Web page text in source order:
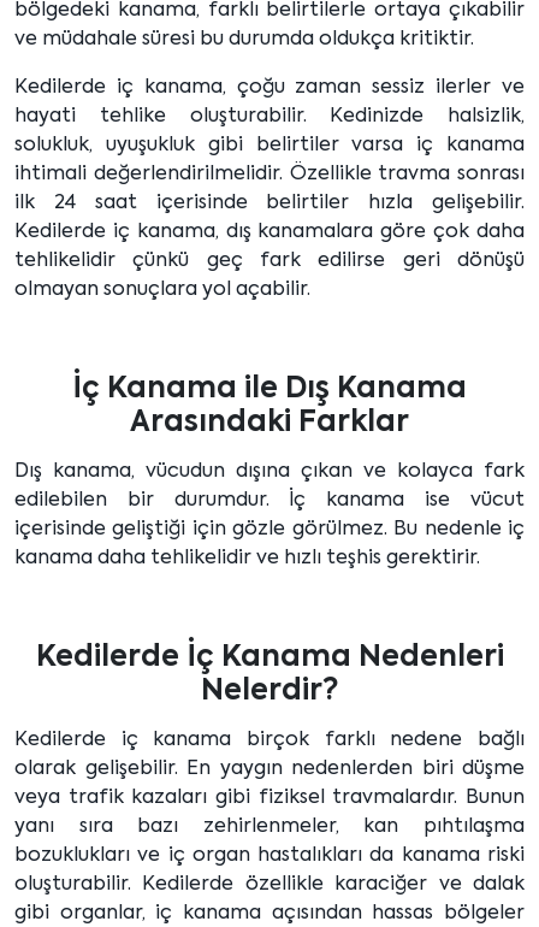
bölgedeki kanama, farklı belirtilerle ortaya çıkabilir
ve müdahale süresi bu durumda oldukça kritiktir.
Kedilerde iç kanama, çoğu zaman sessiz ilerler ve
hayati tehlike oluşturabilir. Kedinizde halsizlik,
solukluk, uyuşukluk gibi belirtiler varsa iç kanama
ihtimali değerlendirilmelidir. Özellikle travma sonrası
ilk 24 saat içerisinde belirtiler hızla gelişebilir.
Kedilerde iç kanama, dış kanamalara göre çok daha
tehlikelidir çünkü geç fark edilirse geri dönüşü
olmayan sonuçlara yol açabilir.
İç Kanama ile Dış Kanama
Arasındaki Farklar
Dış kanama, vücudun dışına çıkan ve kolayca fark
edilebilen bir durumdur. İç kanama ise vücut
içerisinde geliştiği için gözle görülmez. Bu nedenle iç
kanama daha tehlikelidir ve hızlı teşhis gerektirir.
Kedilerde İç Kanama Nedenleri
Nelerdir?
Kedilerde iç kanama birçok farklı nedene bağlı
olarak gelişebilir. En yaygın nedenlerden biri düşme
veya trafik kazaları gibi fiziksel travmalardır. Bunun
yanı sıra bazı zehirlenmeler, kan pıhtılaşma
bozuklukları ve iç organ hastalıkları da kanama riski
oluşturabilir. Kedilerde özellikle karaciğer ve dalak
gibi organlar, iç kanama açısından hassas bölgeler